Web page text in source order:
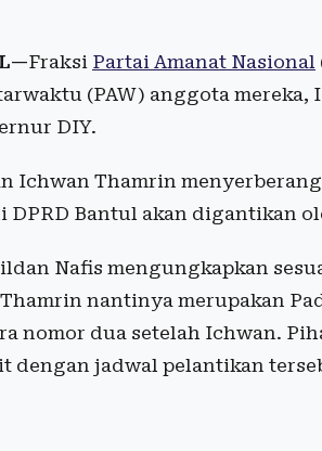
Fraksi Partai Amanat Nasional
(PAW) anggota mereka,
DIY.
Ichwan Thamrin menyerberang
DPRD Bantul akan digantikan
Nafis mengungkapkan
nantinya merupakan
nomor dua setelah Ichwan.
dengan jadwal pelantikan